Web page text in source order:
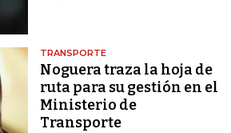
TRANSPORTE
Noguera traza la hoja de
ruta para su gestión en el
Ministerio de
Transporte